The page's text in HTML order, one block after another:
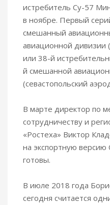
истребитель Су-57
в ноябре. Первый
смешанный
авиационной дивизии
или 38-й
й смешанной
(севастопольский
В марте директор по
сотрудничеству и
«Ростеха» Виктор
на экспортную версию
готовы.
В июле 2018 года
сегодня считается